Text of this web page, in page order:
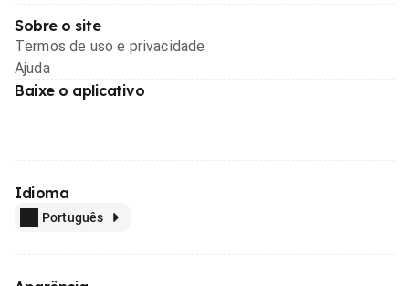
Sobre o site
Termos de uso e privacidade
Ajuda
Baixe o aplicativo
Idioma
Português